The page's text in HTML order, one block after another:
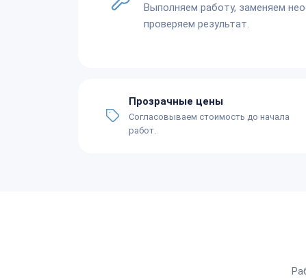
Выполняем работу, заменяем
проверяем результат.
Прозрачные цены
Согласовываем стоимость до начала
работ.